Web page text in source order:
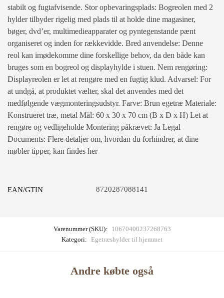
stabilt og fugtafvisende. Stor opbevaringsplads: Bogreolen med 2
hylder tilbyder rigelig med plads til at holde dine magasiner,
bøger, dvd’er, multimedieapparater og pyntegenstande pænt
organiseret og inden for rækkevidde. Bred anvendelse: Denne
reol kan imødekomme dine forskellige behov, da den både kan
bruges som en bogreol og displayhylde i stuen. Nem rengøring:
Displayreolen er let at rengøre med en fugtig klud. Advarsel: For
at undgå, at produktet vælter, skal det anvendes med det
medfølgende vægmonteringsudstyr. Farve: Brun egetræ Materiale:
Konstrueret træ, metal Mål: 60 x 30 x 70 cm (B x D x H) Let at
rengøre og vedligeholde Montering påkrævet: Ja Legal
Documents: Flere detaljer om, hvordan du forhindrer, at dine
møbler tipper, kan findes her
EAN/GTIN 8720287088141
Varenummer (SKU):
10670400237268763
Kategori: Egetræshylder til hjemmet
Andre købte også